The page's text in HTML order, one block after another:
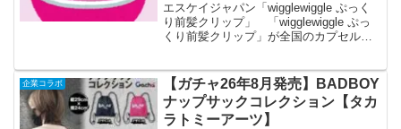
エスケイジャパン「wigglewiggle ぷっく
り前髪クリップ」 「wigglewiggle ぷっ
くり前髪クリップ」が全国のカプセルト
「wigglewiggle」より前髪クリッ...
企業コラボ
【ガチャ26年8月発売】BADBOY
ナップサックコレクション【タカ
ラトミーアーツ】